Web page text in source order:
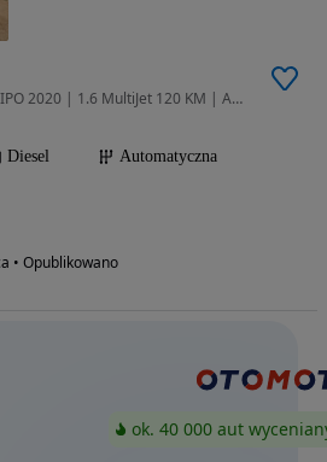
1600 cm3 • 120 KM • FIAT TIPO 2020 | 1.6 MultiJet 120 KM | AUTOMAT | XENON | CARPLAY | Oryginalny lakier
Diesel
Automatyczna
• Opublikowano
ok. 40 000 aut